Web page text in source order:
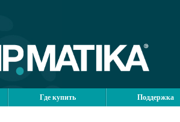
Где купить Поддержка